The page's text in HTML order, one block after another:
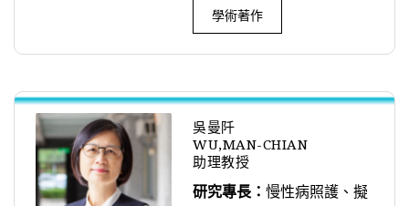
學術著作
吳曼阡
WU,MAN-CHIAN
助理教授
研究專長： 慢性病照護、擬